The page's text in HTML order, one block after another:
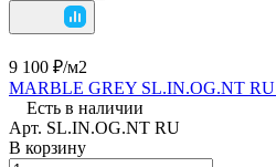
9 100 ₽/м2
MARBLE GREY SL.IN.OG.NT RU
Есть в наличии
Арт. SL.IN.OG.NT RU
В корзину